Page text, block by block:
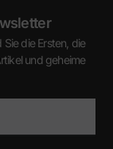
die Ersten, die
und geheime